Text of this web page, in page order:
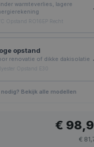
warmteverlies, lagere
Opstand RO16EP Recht
opstand
renovatie of dikke dakisolatie
Opstand E30
Bekijk alle modellen
€
€